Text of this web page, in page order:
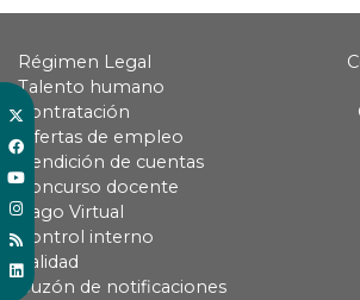
Régimen Legal
Talento humano
Contratación
Ofertas de empleo
Rendición de cuentas
Concurso docente
Pago Virtual
Control interno
Calidad
Buzón de notificaciones